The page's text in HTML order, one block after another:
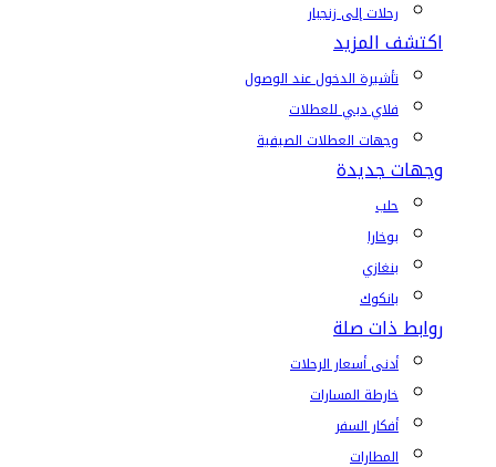
رحلات إلى زنجبار
اكتشف المزيد
تأشيرة الدخول عند الوصول
فلاي دبي للعطلات
وجهات العطلات الصيفية
وجهات جديدة
حلب
بوخارا
بنغازي
بانكوك
روابط ذات صلة
أدنى أسعار الرحلات
خارطة المسارات
أفكار السفر
المطارات